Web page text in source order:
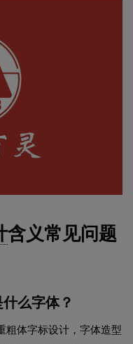
含义常见问题
么字体？
粗体字标设计，字体造型